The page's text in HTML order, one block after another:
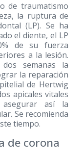
de traumatismo
la ruptura de
(LP). Se ha
el diente, el LP
de su fuerza
a la lesión.
semanas la
la reparación
de Hertwig
apicales vitales
así la
Se recomienda
tiempo.
de corona